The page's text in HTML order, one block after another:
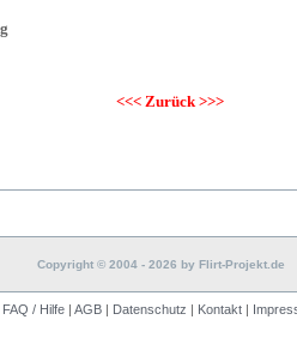
<<< Zurück >>>
Copyright © 2004 - 2026 by Flirt-Projekt.de
FAQ / Hilfe | AGB | Datenschutz | Kontakt |